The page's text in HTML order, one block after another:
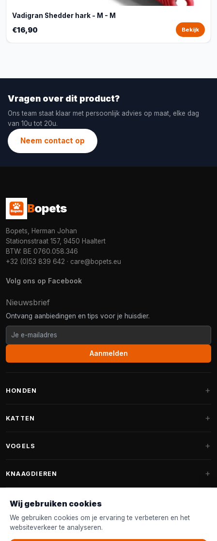
Vadigran Shedder hark - M - M
€16,90 Bekijk
Vragen over dit product?
Ons team staat klaar met persoonlijk advies op maat, elke dag
van 10u tot 20u.
Neem contact op
Bopets
Bopets, Herman Johan
Stationsstraat 157, 9450 Haaltert
BTW: BE 0760.058.346
+32 (0)53 839 642 · care@bopets.eu
Volg ons op Facebook
Nieuwsbrief
Ontvang aanbiedingen en tips voor je huisdier.
Aanmelden
HONDEN
Fantail hondenmanden
Hondenspeelgoed
Halsband & Lijn
Shampoo & Verzorging
KATTEN
Krabpalen voor Maine Coon
Kattenmanden
VOGELS
Vogelvoer binnenvogels
Voederhuisjes
Nestkastjes & Nesting
KNAAGDIEREN
Knaagdierenvoer
Accessoires
KLANTENSERVICE
Wij gebruiken cookies
We gebruiken cookies om je ervaring te verbeteren en het
websiteverkeer te analyseren.